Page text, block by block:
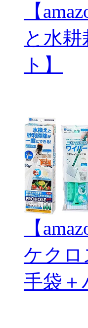
【
と水
ト】
【
ケクロ
手袋＋